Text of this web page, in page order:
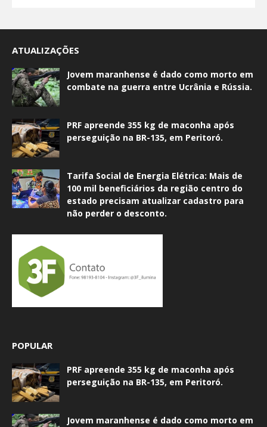
ATUALIZAÇÕES
Jovem maranhense é dado como morto em
combate na guerra entre Ucrânia e Rússia.
PRF apreende 355 kg de maconha após
perseguição na BR-135, em Peritoró.
Tarifa Social de Energia Elétrica: Mais de
100 mil beneficiários da região centro do
estado precisam atualizar cadastro para
não perder o desconto.
POPULAR
PRF apreende 355 kg de maconha após
perseguição na BR-135, em Peritoró.
Jovem maranhense é dado como morto em